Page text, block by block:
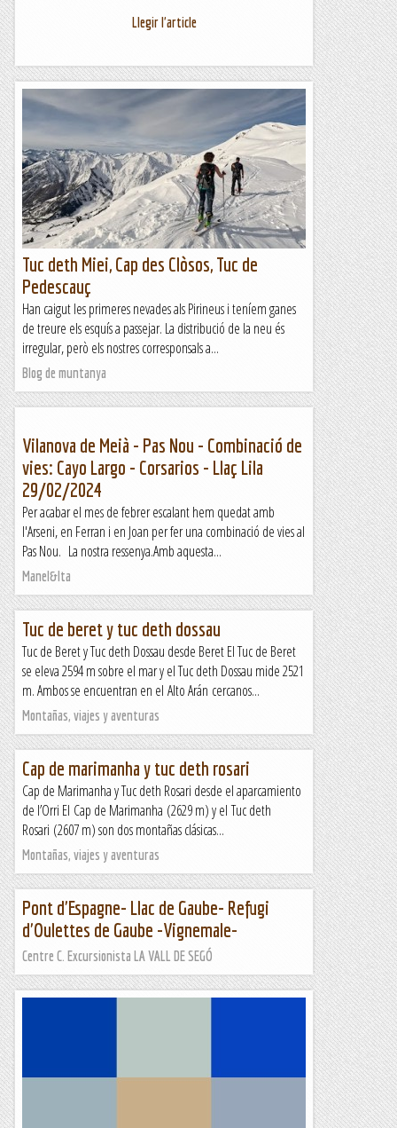
Llegir l'article
Tuc deth Miei, Cap des Clòsos, Tuc de
Pedescauç
Han caigut les primeres nevades als Pirineus i teníem ganes
de treure els esquís a passejar. La distribució de la neu és
irregular, però els nostres corresponsals a...
Blog de muntanya
Vilanova de Meià - Pas Nou - Combinació de
vies: Cayo Largo - Corsarios - Llaç Lila
29/02/2024
Per acabar el mes de febrer escalant hem quedat amb
l'Arseni, en Ferran i en Joan per fer una combinació de vies al
Pas Nou. La nostra ressenya.Amb aquesta...
Manel&Ita
Tuc de beret y tuc deth dossau
Tuc de Beret y Tuc deth Dossau desde Beret El Tuc de Beret
se eleva 2594 m sobre el mar y el Tuc deth Dossau mide 2521
m. Ambos se encuentran en el Alto Arán cercanos...
Montañas, viajes y aventuras
Cap de marimanha y tuc deth rosari
Cap de Marimanha y Tuc deth Rosari desde el aparcamiento
de l’Orri El Cap de Marimanha (2629 m) y el Tuc deth
Rosari (2607 m) son dos montañas clásicas...
Montañas, viajes y aventuras
Pont d'Espagne- Llac de Gaube- Refugi
d'Oulettes de Gaube -Vignemale-
Centre C. Excursionista LA VALL DE SEGÓ